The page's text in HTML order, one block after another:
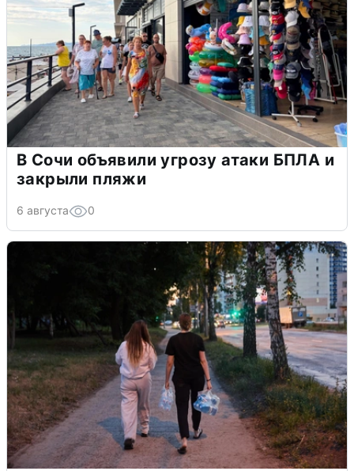
В Сочи объявили угрозу атаки БПЛА и
закрыли пляжи
6 августа 0